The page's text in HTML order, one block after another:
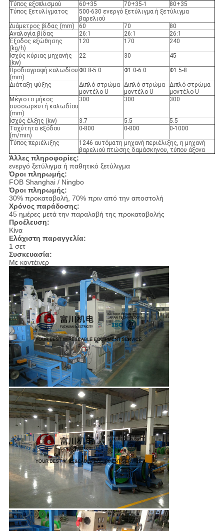
Τύπος εξοπλισμού 60+35 70+35-1
80+35
Τύπος ξετυλίγματος
500-630 ενεργό ξετύλιγμα ή ξετύλιγμα
βαρελιού
Διάμετρος βίδας (mm)
60 70
80
Αναλογία βίδας
26:1 26:1
26:1
Έξοδος εξώθησης
(kg/h)
120 170 240
Ισχύς κύριας μηχανής
(kw)
22 30 45
Προδιαγραφή καλωδίου
(mm)
Φ0.8-5.0 Φ1.0-6.0 Φ1.5-8
Διάταξη ψύξης
Διπλό στρώμα
μοντέλο U
Διπλό στρώμα
μοντέλο U
Διπλό στρώμα
μοντέλο U
Μέγιστο μήκος
συσσωρευτή καλωδίου
(mm)
300 300 300
Ισχύς έλξης (kw) 3.7 5.5
5.5
Ταχύτητα εξόδου
(m/min)
0-800 0-800 0-1000
Τύπος περιέλιξης
1246 αυτόματη μηχανή περιέλιξης, η μηχανή
βαρελιού πτώσης δαμάσκηνου, τύπου άξονα
Άλλες πληροφορίες:
ενεργό ξετύλιγμα ή παθητικό ξετύλιγμα
Όροι πληρωμής:
FOB Shanghai / Ningbo
Όροι πληρωμής:
30% προκαταβολή, 70% πριν από την αποστολή
Χρόνος παράδοσης:
45 ημέρες μετά την παραλαβή της προκαταβολής
Προέλευση:
Κίνα
Ελάχιστη παραγγελία:
1 σετ
Συσκευασία:
Με κοντέινερ